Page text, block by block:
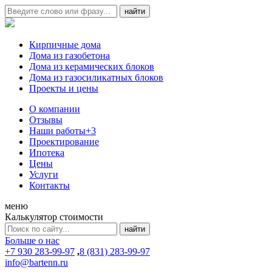
Кирпичные дома
Дома из газобетона
Дома из керамических блоков
Дома из газосиликатных блоков
Проекты и цены
О компании
Отзывы
Наши работы+3
Проектирование
Ипотека
Цены
Услуги
Контакты
меню
Калькулятор стоимости
Больше о нас
+7 930 283-99-97 ,8 (831) 283-99-97
info@bartenn.ru